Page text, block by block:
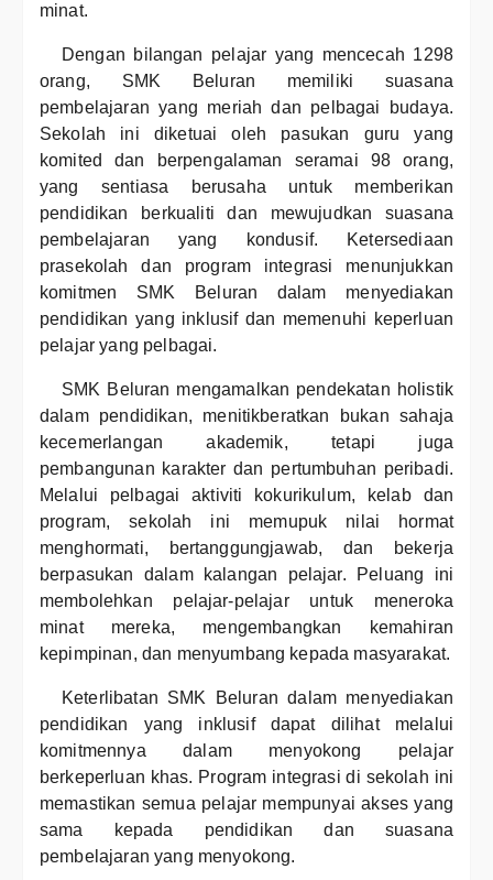
minat.
Dengan bilangan pelajar yang mencecah 1298
orang, SMK Beluran memiliki suasana
pembelajaran yang meriah dan pelbagai budaya.
Sekolah ini diketuai oleh pasukan guru yang
komited dan berpengalaman seramai 98 orang,
yang sentiasa berusaha untuk memberikan
pendidikan berkualiti dan mewujudkan suasana
pembelajaran yang kondusif. Ketersediaan
prasekolah dan program integrasi menunjukkan
komitmen SMK Beluran dalam menyediakan
pendidikan yang inklusif dan memenuhi keperluan
pelajar yang pelbagai.
SMK Beluran mengamalkan pendekatan holistik
dalam pendidikan, menitikberatkan bukan sahaja
kecemerlangan akademik, tetapi juga
pembangunan karakter dan pertumbuhan peribadi.
Melalui pelbagai aktiviti kokurikulum, kelab dan
program, sekolah ini memupuk nilai hormat
menghormati, bertanggungjawab, dan bekerja
berpasukan dalam kalangan pelajar. Peluang ini
membolehkan pelajar-pelajar untuk meneroka
minat mereka, mengembangkan kemahiran
kepimpinan, dan menyumbang kepada masyarakat.
Keterlibatan SMK Beluran dalam menyediakan
pendidikan yang inklusif dapat dilihat melalui
komitmennya dalam menyokong pelajar
berkeperluan khas. Program integrasi di sekolah ini
memastikan semua pelajar mempunyai akses yang
sama kepada pendidikan dan suasana
pembelajaran yang menyokong.